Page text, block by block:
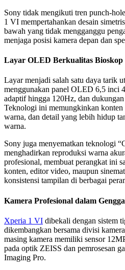
Sony tidak mengikuti tren punch-
1 VI mempertahankan desain
bawah yang tidak mengganggu
menjaga posisi kamera depan dan
Layar OLED Berkualitas Bioskop
Layar menjadi salah satu daya tarik
menggunakan panel OLED 6,5 inci
adaptif hingga 120Hz, dan
Teknologi ini memungkinkan konten
warna, dan detail yang lebih hidup
warna.
Sony juga menyematkan teknologi
menghadirkan reproduksi warna
profesional, membuat perangkat ini
konten, editor video, maupun
konsistensi tampilan di berbagai
Kamera Profesional dalam
Xperia 1 VI dibekali dengan sistem
dikembangkan bersama divisi
masing kamera memiliki sensor
pada optik ZEISS dan pemrosesan
Imaging Pro.